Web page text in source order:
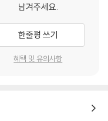
남겨주세요.
한줄평 쓰기
혜택 및 유의사항